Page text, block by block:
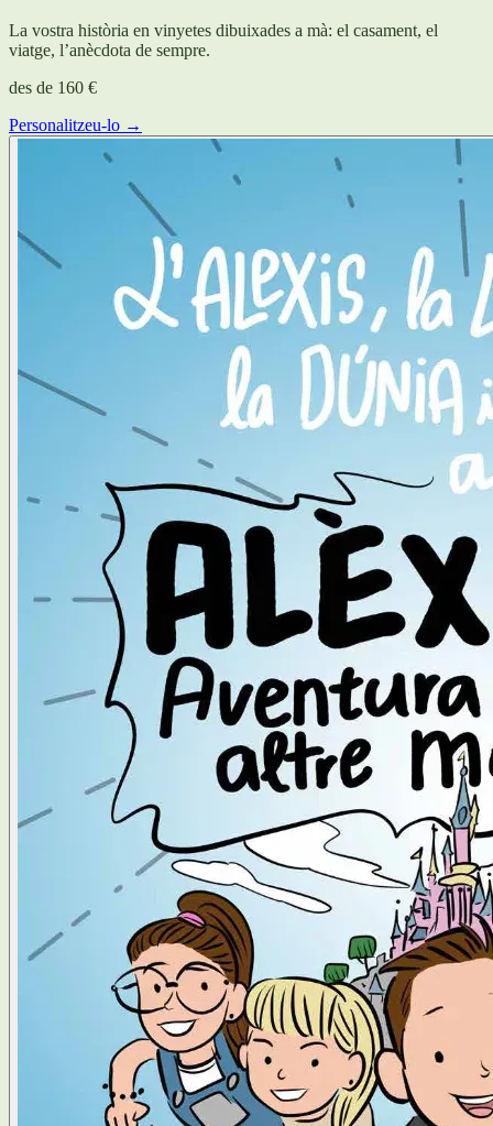
La vostra història en vinyetes dibuixades a mà: el casament, el
viatge, l’anècdota de sempre.
des de 160 €
Personalitzeu-lo →